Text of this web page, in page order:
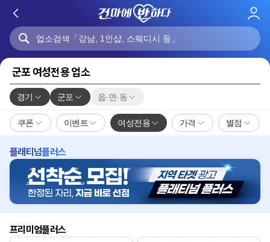
로
군포 여성전용 업소
경기 군포 읍·면·동
쿠폰 이벤트 여성전용 가격 별점
플래티넘플러스
프리미엄플러스